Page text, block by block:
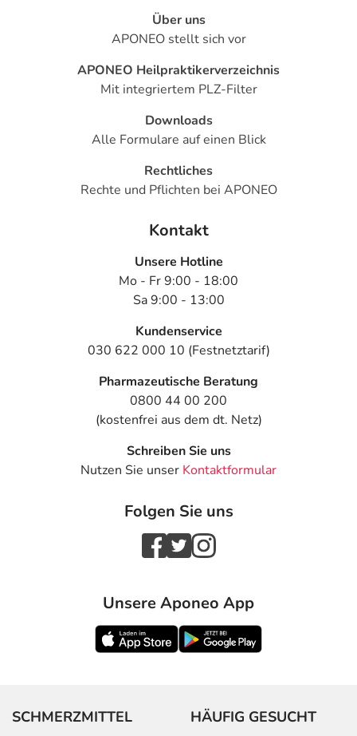
- Bauchschmerzen
- Kopfschmerzen
- Benommenheit
- Stimmungsschwankungen
- Überempfindlichkeitsreaktionen der Haut, wie:
- Pulsbeschleunigung
- Kollapsneigung bei evtl. zu starkem Blutdruckabfall
- Raynaud-Syndrom (meist durch Kälte ausgelöste,
- Nierenfunktionsstörungen
- Anstieg der Nierenwerte (Kreatinin)
- Anstieg der Leberwerte
- Erhöhte Kaliumwerte
- Anstieg des Blutharnstoffes
- Potenzschwäche
Bemerken Sie eine Befindlichkeitsstörung oder
Veränderung während der Behandlung, wenden Sie sich
Für die Information an dieser Stelle werden vor allem
Nebenwirkungen berücksichtigt, die bei mindestens
einem von 1.000 behandelten Patienten auftreten.
Text Personen Einzeldosis
Über uns
APONEO stellt sich vor
APONEO Heilpraktikerverzeichnis
Mit integriertem PLZ-Filter
Downloads
Alle Formulare auf einen Blick
Rechtliches
Rechte und Pflichten bei APONEO
Kontakt
Unsere Hotline
Mo - Fr 9:00 - 18:00
Sa 9:00 - 13:00
Kundenservice
030 622 000 10 (Festnetztarif)
Pharmazeutische Beratung
0800 44 00 200
(kostenfrei aus dem dt. Netz)
Schreiben Sie uns
Nutzen Sie unser Kontaktformular
Folgen Sie uns
Unsere Aponeo App
SCHMERZMITTEL HÄUFIG GESUCHT